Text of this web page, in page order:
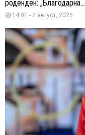
роденден: „Благодарна...
14:01 - 7 август, 2026